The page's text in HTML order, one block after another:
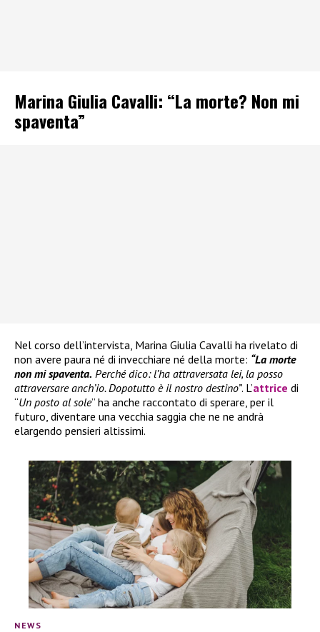
Marina Giulia Cavalli: “La morte? Non mi
spaventa”
Nel corso dell’intervista, Marina Giulia Cavalli ha rivelato di
non avere paura né di invecchiare né della morte: “La morte
non mi spaventa. Perché dico: l’ha attraversata lei, la posso
attraversare anch’io. Dopotutto è il nostro destino”. L’attrice di
“Un posto al sole” ha anche raccontato di sperare, per il
futuro, diventare una vecchia saggia che ne ne andrà
elargendo pensieri altissimi.
NEWS